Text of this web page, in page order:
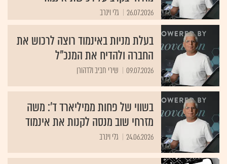
26.07.2026 גלי וינרב
בעלת מניות באינמוד רוצה לרכוש את
החברה ולהדיח את המנכ"ל
09.07.2026 שירי חביב ולדהורן
בשווי של פחות ממיליארד ד': משה
מזרחי שוב מנסה לקנות את אינמוד
24.06.2026 גלי וינרב